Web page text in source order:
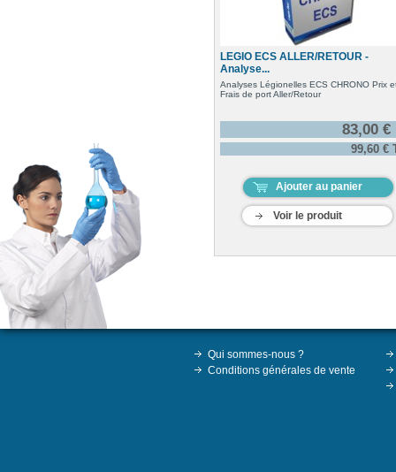
LEGIO ECS ALLER/RETOUR -
Analyse...
Analyses Légionelles ECS CHRONO Prix
Frais de port Aller/Retour
83,00 €
99,60 €
Ajouter au panier
Voir le produit
Qui sommes-nous ?
Conditions générales de vente